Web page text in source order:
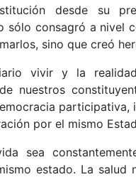
desde su
sólo consagró a nivel
sino que creó
vivir y la
nuestros
participativa,
por el mismo
sea
estado. La